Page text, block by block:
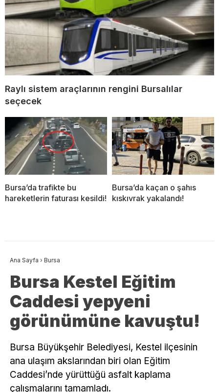
Raylı sistem araçlarının rengini Bursalılar
seçecek
Bursa’da trafikte bu
hareketlerin faturası kesildi!
Bursa’da kaçan o şahıs
kıskıvrak yakalandı!
Ana Sayfa › Bursa
Bursa Kestel Eğitim
Caddesi yepyeni
görünümüne kavuştu!
Bursa Büyükşehir Belediyesi, Kestel ilçesinin
ana ulaşım akslarından biri olan Eğitim
Caddesi’nde yürüttüğü asfalt kaplama
çalışmalarını tamamladı.